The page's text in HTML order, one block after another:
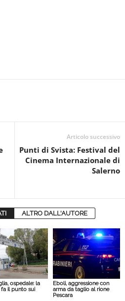
Articolo successivo
Punti di Svista: Festival del
Cinema Internazionale di
Salerno
ALTRO DALL'AUTORE
ospedale: la
fa il punto sui
Eboli, aggressione con
arma da taglio al rione
Pescara